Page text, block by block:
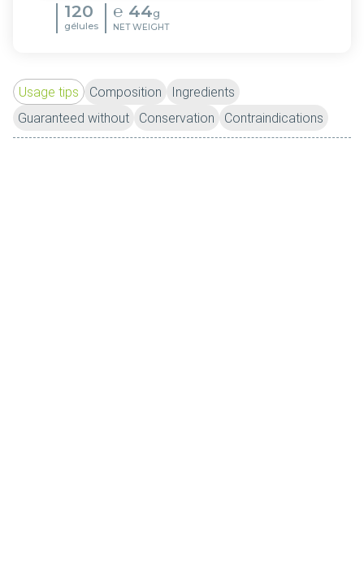
120
gélules
℮ 44g
NET WEIGHT
Usage tips Composition
Ingredients
Guaranteed without
Conservation Contraindications